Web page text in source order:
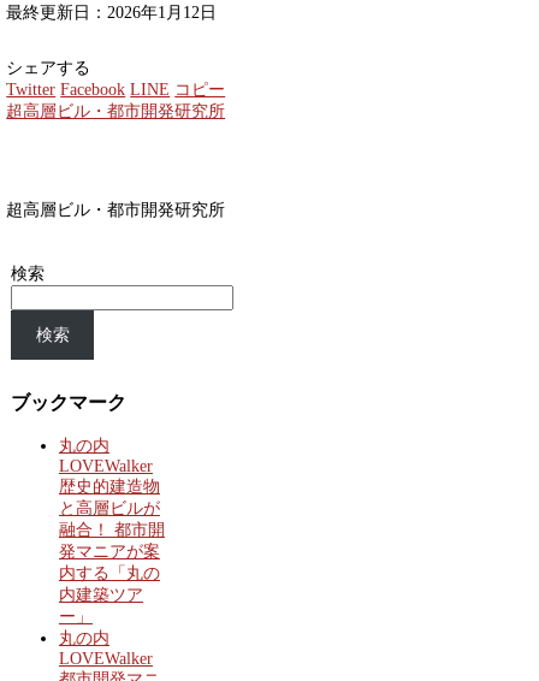
最終更新日：2026年1月12日
シェアする
Twitter Facebook LINE コピー
超高層ビル・都市開発研究所
超高層ビル・都市開発研究所
検索
検索
ブックマーク
丸の内
LOVEWalker
歴史的建造物
と高層ビルが
融合！ 都市開
発マニアが案
内する「丸の
内建築ツア
ー」
丸の内
LOVEWalker